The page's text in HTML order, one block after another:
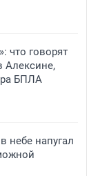
что говорят
Алексине,
БПЛА
небе напугал